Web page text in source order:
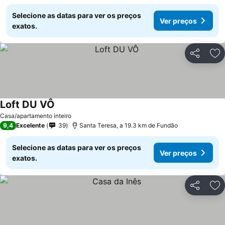
Selecione as datas para ver os preços
exatos.
Ver preços
Partilhar
Casa/apartamento inteiro
Loft DU VÔ
9,4 Excelente 39 Santa Teresa, a 19.3 km de Fundão
Selecione as datas para ver os preços
exatos.
Ver preços
Partilhar